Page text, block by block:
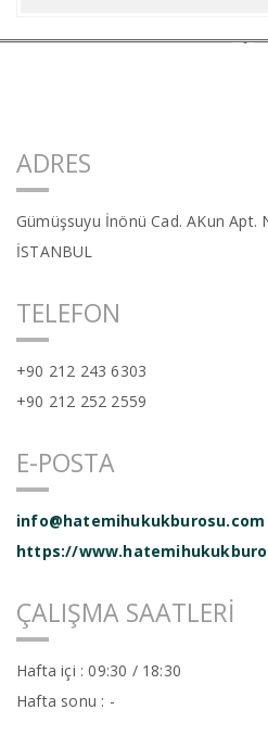
Ve Bilgi
ADRES
Gümüşsuyu İnönü Cad. AKun
İSTANBUL
TELEFON
+90 212 243 6303
+90 212 252 2559
E-POSTA
info@hatemihukukburosu.com
https://
ÇALIŞMA SAATLERI
Hafta içi : 09:30 / 18:30
Hafta sonu : -